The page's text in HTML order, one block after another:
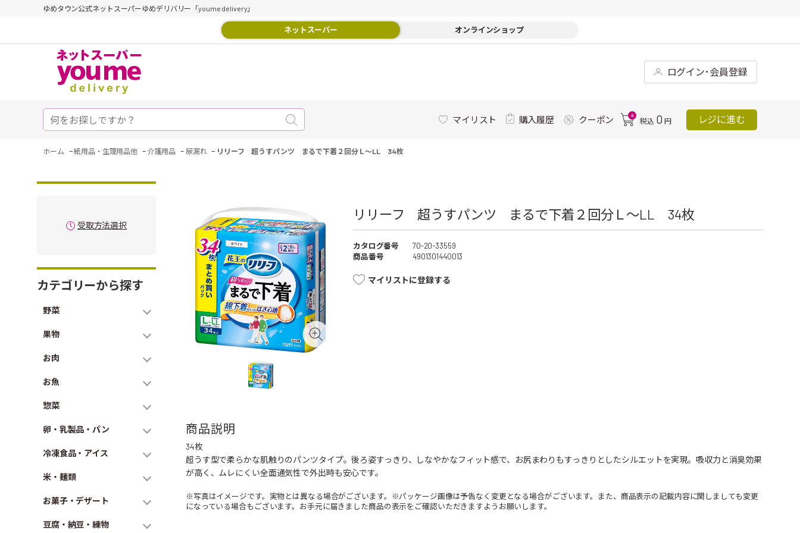
ゆめタウン公式ネットスーパーゆめデリバリー「youme delivery」
ネットスーパー オンラインショップ
ログイン･会員登録
マイリスト 購入履歴 クーポン 0
税込 0 円 レジに進む
ホーム -紙用品・生理用品他 - 介護用品 - 尿漏れ - リリーフ 超うすパンツ まるで下着２回分Ｌ～LL 34枚
受取方法選択
カテゴリーから探す
野菜
果物
お肉
お魚
惣菜
卵・乳製品・パン
冷凍食品・アイス
米・麺類
お菓子・デザート
豆腐・納豆・練物
リリーフ 超うすパンツ まるで下着２回分Ｌ～LL 34枚
カタログ番号
70-20-33559
商品番号
4901301440013
マイリストに登録する
商品説明
34枚
超うす型で柔らかな肌触りのパンツタイプ。後ろ姿すっきり、しなやかなフィット感で、お尻まわりもすっきりとしたシルエットを実現。吸収力と消臭効果
が高く、ムレにくい全面通気性で外出時も安心です。
※写真はイメージです。実物とは異なる場合がございます。※パッケージ画像は予告なく変更となる場合がございます。また、商品表示の記載内容に関しましても変更
になっている場合もございます。お手元に届きました商品の表示をご確認いただきますようお願いします。